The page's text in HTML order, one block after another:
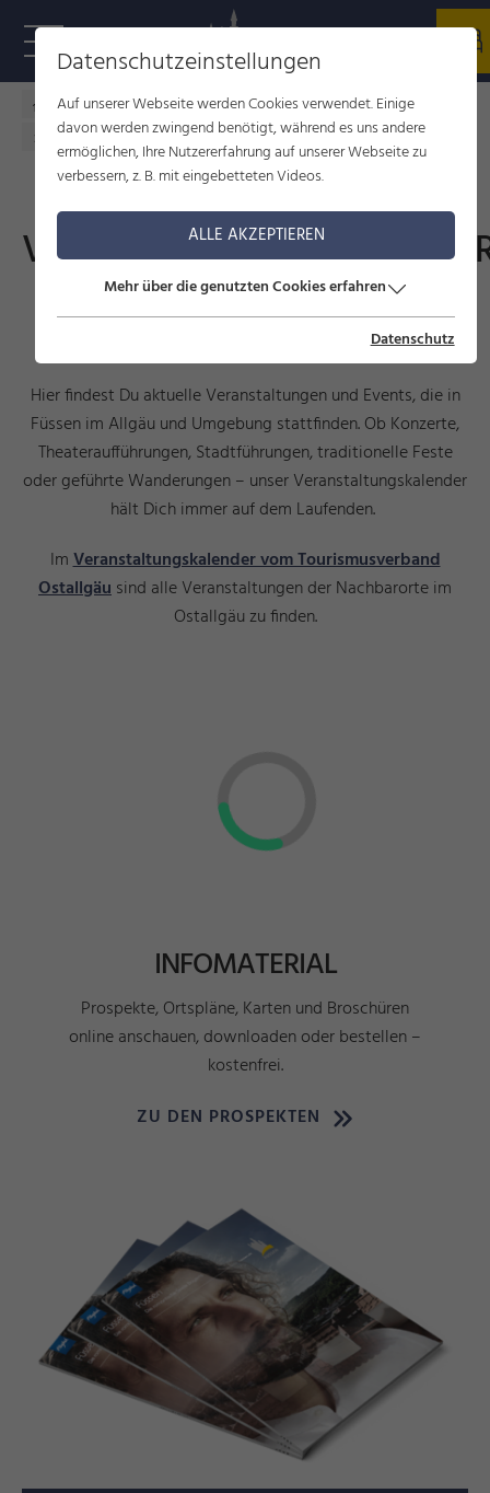
Füssen im Allgäu Kultur
Veranstaltungen
Veranstaltungskalender
Events, Führungen und
Hier findest Du aktuelle Veranstaltungen und Events, die in
Füssen im Allgäu und Umgebung stattfinden. Ob Konzerte,
Theateraufführungen, Stadtführungen, traditionelle Feste
oder geführte Wanderungen – unser Veranstaltungskalender
hält Dich immer auf dem Laufenden.
ImVeranstaltungskalender vom Tourismusverband
Ostallgäusind alle Veranstaltungen der Nachbarorte im
Ostallgäu zu finden.
INFOMATERIAL
Prospekte, Ortspläne, Karten und Broschüren
online anschauen, downloaden oder bestellen –
kostenfrei.
ZU DEN PROSPEKTEN
Datenschutzeinstellungen
Auf unserer Webseite werden Cookies verwendet. Einige
davon werden zwingend benötigt, während es uns andere
ermöglichen, Ihre Nutzererfahrung auf unserer Webseite zu
verbessern, z. B. mit eingebetteten Videos.
ALLE AKZEPTIEREN
Mehr über die genutzten Cookies erfahren
Datenschutz